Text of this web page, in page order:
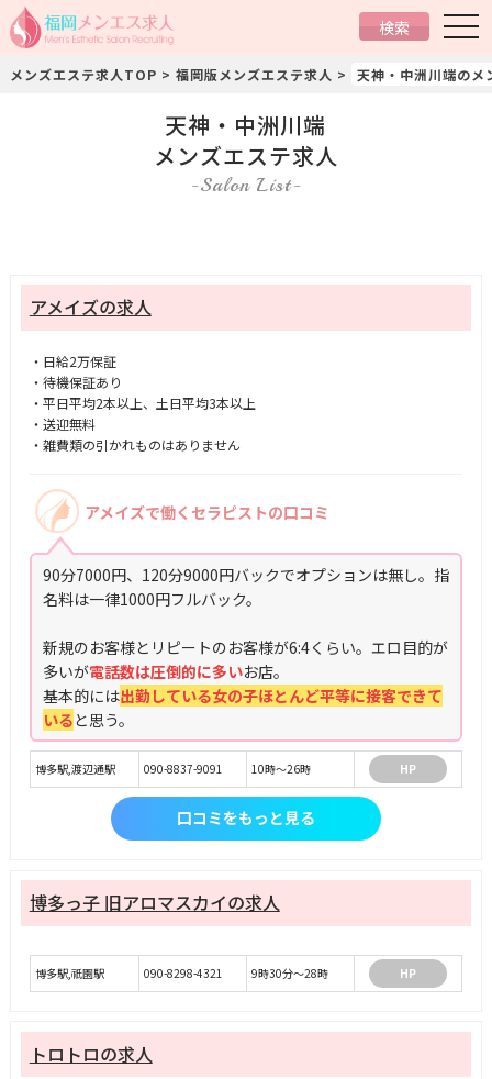
検索
メンズエステ求人TOP > 福岡版メンズエステ求人 > 天神・中洲川端のメ
天神・中洲川端
メンズエステ求人
Salon List
アメイズの求人
・日給2万保証
・待機保証あり
・平日平均2本以上、土日平均3本以上
・送迎無料
・雑費類の引かれものはありません
アメイズで働くセラピストの口コミ
90分7000円、120分9000円バックでオプションは無し。指
名料は一律1000円フルバック。
新規のお客様とリピートのお客様が6:4くらい。エロ目的が
多いが電話数は圧倒的に多いお店。
基本的には出勤している女の子ほとんど平等に接客できて
いると思う。
博多駅,渡辺通駅 090-8837-9091 10時～26時 HP
口コミをもっと見る
博多っ子 旧アロマスカイの求人
博多駅,祇園駅 090-8298-4321 9時30分〜28時 HP
トロトロの求人